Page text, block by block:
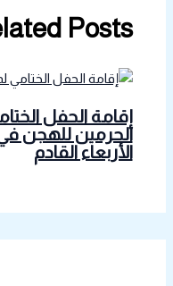
Posts
إقامة الحفل
الحرمين للهجن في
الأربعاء القادم